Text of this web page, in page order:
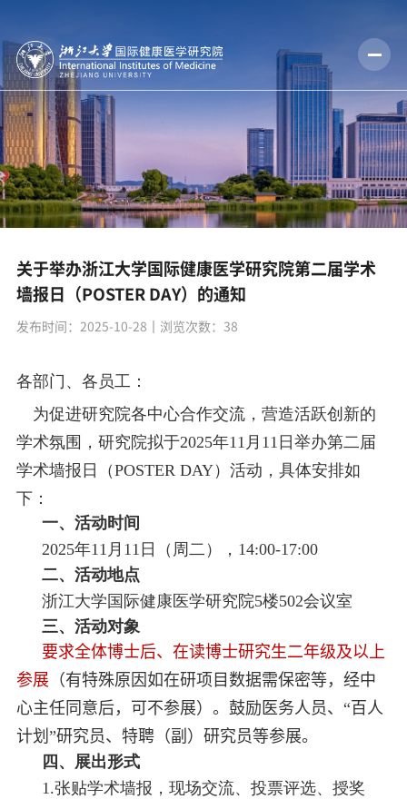
关于举办浙江大学国际健康医学研究院第二届学术
墙报日（POSTER DAY）的通知
发布时间：2025-10-28 丨浏览次数： 38
各部门、各员工：
为促进研究院各中心合作交流，营造活跃创新的
学术氛围，研究院拟于2025年11 月 11 日举办第二届
学术墙报日（POSTER DAY）活动，具体安排如
下：
一、活动时间
2025年11 月 11 日（周二）， 14:00-17:00
二、活动地点
浙江大学国际健康医学研究院5楼502会议室
三、活动对象
要求全体博士后、在读博士研究生二年级及以上
参展 （有特殊原因如在研项目数据需保密等，经中
心主任同意后，可不参展）。鼓励医务人员、“百人
计划”研究员、特聘（副）研究员等参展。
四、展出形式
1.张贴学术墙报，现场交流、投票评选、授奖